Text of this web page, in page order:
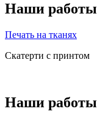
Наши работы
Печать на тканях
Скатерти с принтом
Наши работы